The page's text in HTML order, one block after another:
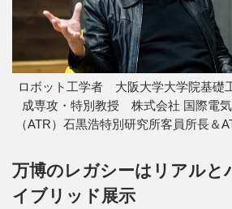
ロボット工学者 大阪大学大学院基礎
成専攻・特別教授 株式会社 国際電
（ATR）石黒浩特別研究所客員所長＆
万博のレガシーはリアルと
イブリッド展示